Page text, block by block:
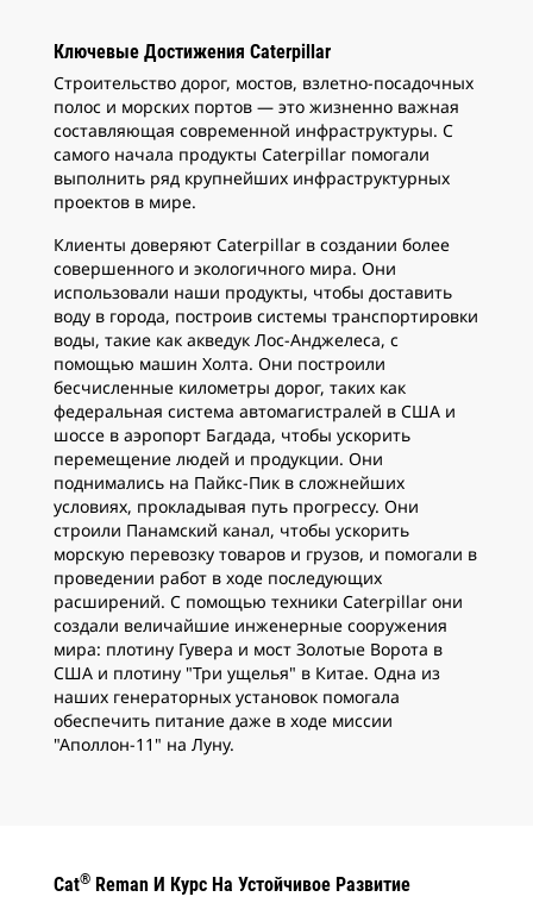
Ключевые Достижения Caterpillar
Строительство дорог, мостов, взлетно-посадочных
полос и морских портов — это жизненно важная
составляющая современной инфраструктуры. С
самого начала продукты Caterpillar помогали
выполнить ряд крупнейших инфраструктурных
проектов в мире.
Клиенты доверяют Caterpillar в создании более
совершенного и экологичного мира. Они
использовали наши продукты, чтобы доставить
воду в города, построив системы транспортировки
воды, такие как акведук Лос-Анджелеса, с
помощью машин Холта. Они построили
бесчисленные километры дорог, таких как
федеральная система автомагистралей в США и
шоссе в аэропорт Багдада, чтобы ускорить
перемещение людей и продукции. Они
поднимались на Пайкс-Пик в сложнейших
условиях, прокладывая путь прогрессу. Они
строили Панамский канал, чтобы ускорить
морскую перевозку товаров и грузов, и помогали в
проведении работ в ходе последующих
расширений. С помощью техники Caterpillar они
создали величайшие инженерные сооружения
мира: плотину Гувера и мост Золотые Ворота в
США и плотину "Три ущелья" в Китае. Одна из
наших генераторных установок помогала
обеспечить питание даже в ходе миссии
"Аполлон-11" на Луну.
Cat® Reman И Курс На Устойчивое Развитие